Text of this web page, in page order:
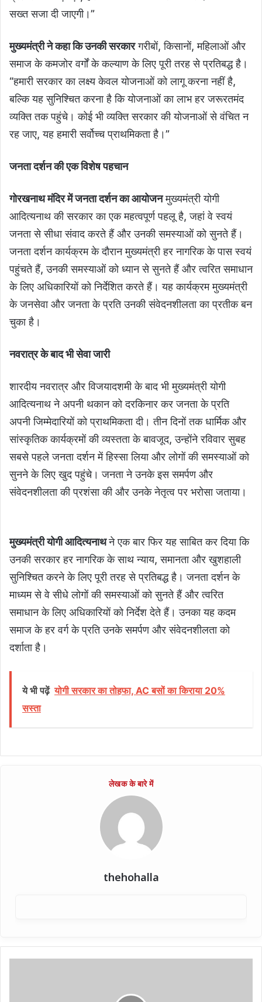
सख्त सजा दी जाएगी।”
मुख्यमंत्री ने कहा कि उनकी सरकारगरीबों, किसानों, महिलाओं और
समाज के कमजोर वर्गों के कल्याण के लिए पूरी तरह से प्रतिबद्ध है।
“हमारी सरकार का लक्ष्य केवल योजनाओं को लागू करना नहीं है,
बल्कि यह सुनिश्चित करना है कि योजनाओं का लाभ हर जरूरतमंद
व्यक्ति तक पहुंचे। कोई भी व्यक्ति सरकार की योजनाओं से वंचित न
रह जाए, यह हमारी सर्वोच्च प्राथमिकता है।”
जनता दर्शन की एक विशेष पहचान
गोरखनाथ मंदिर में जनता दर्शन का आयोजनमुख्यमंत्री योगी
आदित्यनाथ की सरकार का एक महत्वपूर्ण पहलू है, जहां वे स्वयं
जनता से सीधा संवाद करते हैं और उनकी समस्याओं को सुनते हैं।
जनता दर्शन कार्यक्रम के दौरान मुख्यमंत्री हर नागरिक के पास स्वयं
पहुंचते हैं, उनकी समस्याओं को ध्यान से सुनते हैं और त्वरित समाधान
के लिए अधिकारियों को निर्देशित करते हैं। यह कार्यक्रम मुख्यमंत्री
के जनसेवा और जनता के प्रति उनकी संवेदनशीलता का प्रतीक बन
चुका है।
नवरात्र के बाद भी सेवा जारी
शारदीय नवरात्र और विजयादशमी के बाद भी मुख्यमंत्री योगी
आदित्यनाथ ने अपनी थकान को दरकिनार कर जनता के प्रति
अपनी जिम्मेदारियों को प्राथमिकता दी। तीन दिनों तक धार्मिक और
सांस्कृतिक कार्यक्रमों की व्यस्तता के बावजूद, उन्होंने रविवार सुबह
सबसे पहले जनता दर्शन में हिस्सा लिया और लोगों की समस्याओं को
सुनने के लिए खुद पहुंचे। जनता ने उनके इस समर्पण और
संवेदनशीलता की प्रशंसा की और उनके नेतृत्व पर भरोसा जताया।
मुख्यमंत्री योगी आदित्यनाथने एक बार फिर यह साबित कर दिया कि
उनकी सरकार हर नागरिक के साथ न्याय, समानता और खुशहाली
सुनिश्चित करने के लिए पूरी तरह से प्रतिबद्ध है। जनता दर्शन के
माध्यम से वे सीधे लोगों की समस्याओं को सुनते हैं और त्वरित
समाधान के लिए अधिकारियों को निर्देश देते हैं। उनका यह कदम
समाज के हर वर्ग के प्रति उनके समर्पण और संवेदनशीलता को
दर्शाता है।
ये भी पढ़ें योगी सरकार का तोहफा, AC बसों का किराया 20%
सस्ता
thehohalla